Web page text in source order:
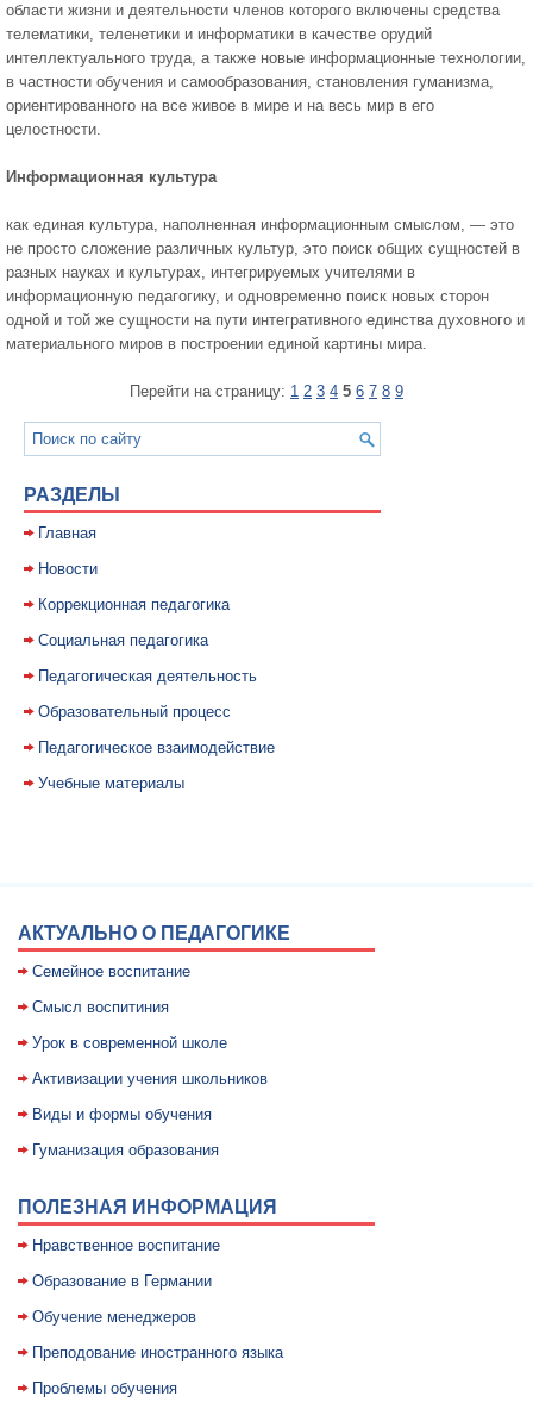
об­ласти жизни и деятельности членов которого включены средства
телематики, теленетики и информатики в качестве орудий
интеллектуального труда, а также новые информационные технологии,
в частности обу­чения и самообразования, становления гуманизма,
ориентированного на все живое в мире и на весь мир в его
целостности.
Информационная культура
как единая культура, наполненная информационным смыслом, — это
не просто сложение различных культуp, это поиск общих сущностей в
разных науках и культурах, интегрируемых учителями в
информационную педагогику, и одновремен­но поиск новых сторон
одной и той же сущности на пути интегративного единства духовного и
материального миров в построении еди­ной картины мира.
Перейти на страницу: 1 2 3 4 5 6 7 8 9
РАЗДЕЛЫ
Главная
Новости
Коррекционная педагогика
Социальная педагогика
Педагогическая деятельность
Образовательный процесс
Педагогическое взаимодействие
Учебные материалы
АКТУАЛЬНО О ПЕДАГОГИКЕ
Семейное воспитание
Смысл воспитиния
Уpок в совpеменной школе
Активизации учения школьников
Виды и формы обучения
Гуманизация образования
ПОЛЕЗНАЯ ИНФОРМАЦИЯ
Нравственное воспитание
Образование в Германии
Обучение менеджеров
Преподование иностранного языка
Проблемы обучения